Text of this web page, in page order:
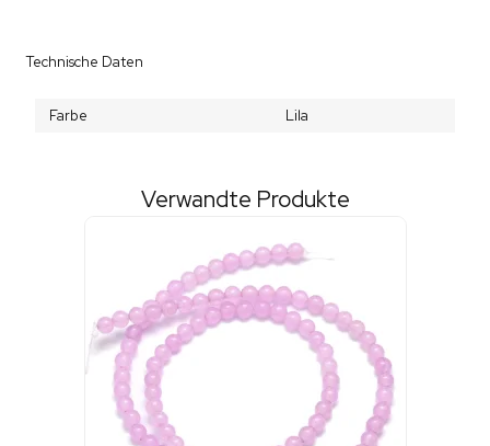
Technische Daten
Farbe Lila
Verwandte Produkte